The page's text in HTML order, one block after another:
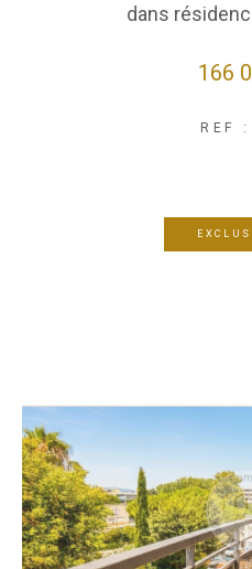
dans
166
REF